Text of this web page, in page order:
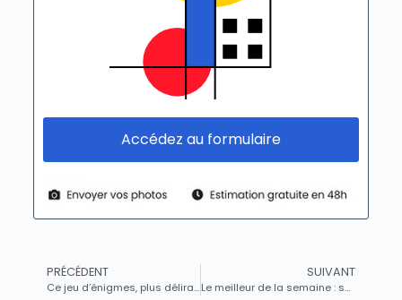
Accédez au formulaire
PRÉCÉDENT
Ce jeu d’énigmes, plus délirant que Portal, promet de vous rendre complètement fou – et il coûte encore moins cher !
SUIVANT
Le meilleur de la semaine : sushis signés Top Chef, objets insolites et un livre entièrement dédié au poisson